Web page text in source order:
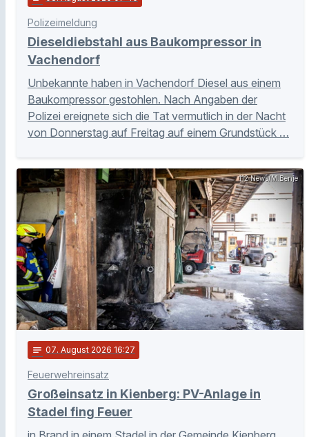
Polizeimeldung
Dieseldiebstahl aus Baukompressor in
Vachendorf
Unbekannte haben in Vachendorf Diesel aus einem
Baukompressor gestohlen. Nach Angaben der
Polizei ereignete sich die Tat vermutlich in der Nacht
von Donnerstag auf Freitag auf einem Grundstück …
112 News/M.Benje
notes 07. August 2026 16:27
Feuerwehreinsatz
Großeinsatz in Kienberg: PV-Anlage in
Stadel fing Feuer